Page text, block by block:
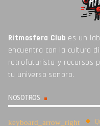
Ritmosfera Club es un
encuentra con la cultura
retrofuturista y recursos
tu universo sonoro.
NOSOTROS